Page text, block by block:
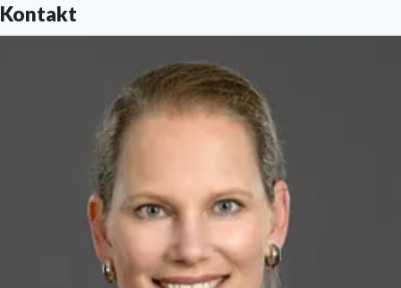
Kontakt